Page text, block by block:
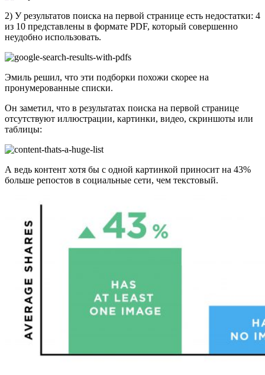
2) У результатов поиска на первой странице есть недостатки: 4
из 10 представлены в формате PDF, который совершенно
неудобно использовать.
Эмиль решил, что эти подборки похожи скорее на
пронумерованные списки.
Он заметил, что в результатах поиска на первой странице
отсутствуют иллюстрации, картинки, видео, скриншоты или
таблицы:
А ведь контент хотя бы с одной картинкой приносит на 43%
больше репостов в социальные сети, чем текстовый.